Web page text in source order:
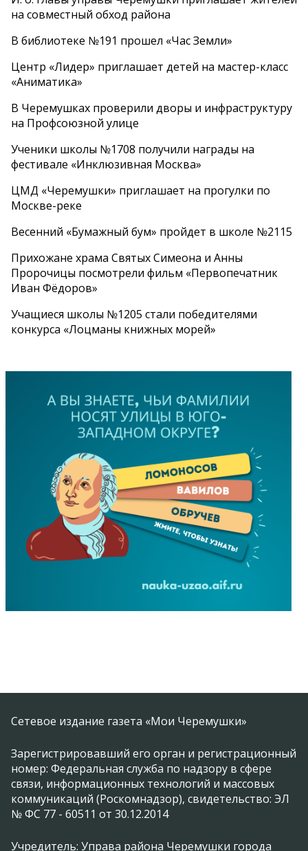
на совместный обход района
В библиотеке №191 прошел «Час Земли»
Центр «Лидер» приглашает детей на мастер-класс
«Аниматика»
В Черемушках проверили дворы и инфраструктуру
на Профсоюзной улице
Ученики школы №1708 получили награды на
фестивале «Инклюзивная Москва»
ЦМД «Черемушки» приглашает на прогулки по
Москве-реке
Весенний «Бумажный бум» пройдет в школе №2115
Прихожане храма Святых Симеона и Анны
Пророчицы посмотрели фильм «Первопечатник
Иван Фёдоров»
Учащиеся школы №1205 стали победителями
конкурса «Лоцманы книжных морей»
Сетевое издание газета «Мои Черемушки»
Зарегистрировавший его орган и регистрационный
номер: Федеральная служба по надзору в сфере
связи, информационных технологий и массовых
коммуникаций (Роскомнадзор), свидетельство: ЭЛ
№ ФС 77 - 60511 от 30.12.2014
Учредитель: Управа района Черемушки города